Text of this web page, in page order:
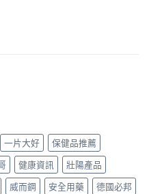
一片大好
保健品推薦
健康資訊
壯陽產品
威而鋼 安全用藥
德國必邦